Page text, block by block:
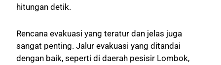
hitungan detik.
Rencana evakuasi yang teratur dan jelas juga
sangat penting. Jalur evakuasi yang ditandai
dengan baik, seperti di daerah pesisir Lombok,